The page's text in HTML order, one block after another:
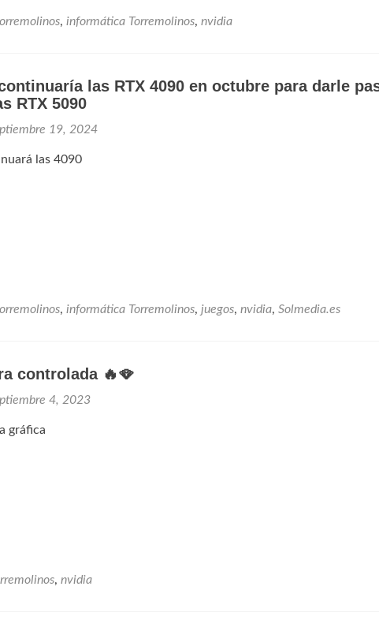
, informática Torremolinos, nvidia
las RTX 4090 en octubre para darle
RTX 5090
19, 2024
las 4090
, informática Torremolinos, juegos, nvidia, Solmedia.es
controlada 🔥🪭
4, 2023
gráfica
, nvidia